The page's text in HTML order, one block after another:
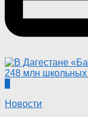
Новости